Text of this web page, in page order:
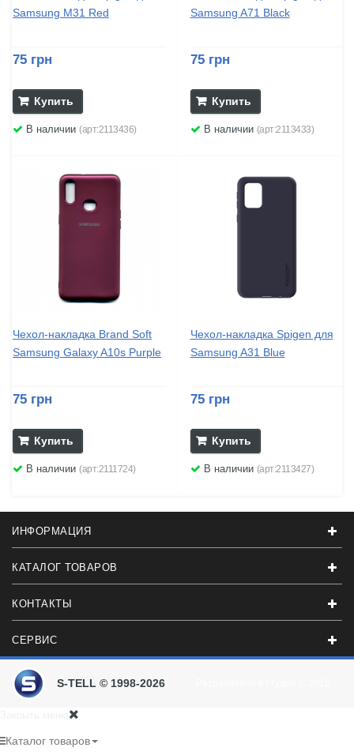
Samsung M31 Red
75 грн
Купить
В наличии (арт:2113436)
Samsung A71 Black
75 грн
Купить
В наличии (арт:2113433)
Чехол-накладка Brand Soft
Samsung Galaxy A10s Purple
75 грн
Купить
В наличии (арт:2111724)
Чехол-накладка Spigen для
Samsung A31 Blue
75 грн
Купить
В наличии (арт:2113427)
ИНФОРМАЦИЯ
КАТАЛОГ ТОВАРОВ
КОНТАКТЫ
СЕРВИС
S-TELL © 1998-2026
Каталог товаров